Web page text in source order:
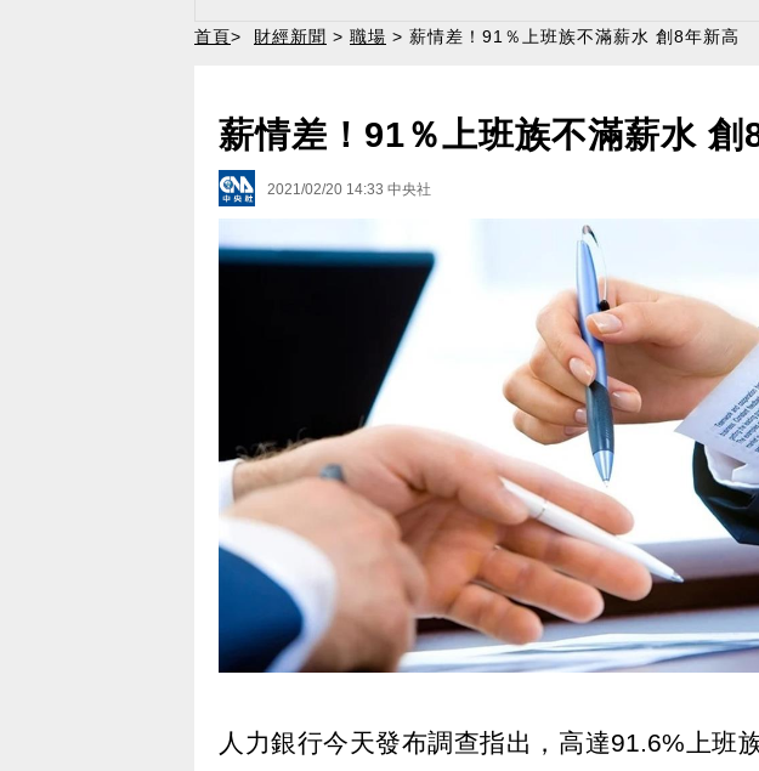
首頁> 財經新聞 > 職場 > 薪情差！91％上班族不滿薪水 創8年新高
薪情差！91％上班族不滿薪水 創
2021/02/20 14:33 中央社
人力銀行今天發布調查指出，高達91.6%上班